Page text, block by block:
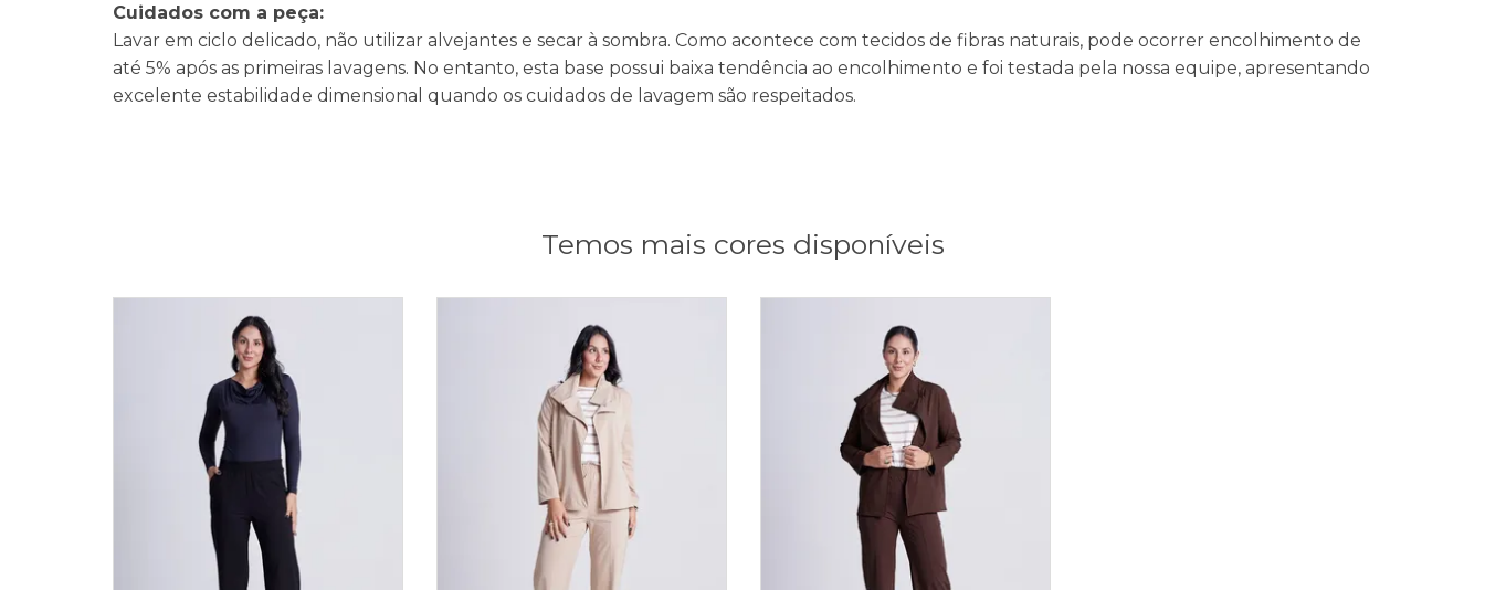
Cuidados com a peça:
Lavar em ciclo delicado, não utilizar alvejantes e secar à sombra. Como acontece com tecidos de fibras naturais, pode ocorrer encolhimento de
até 5% após as primeiras lavagens. No entanto, esta base possui baixa tendência ao encolhimento e foi testada pela nossa equipe, apresentando
excelente estabilidade dimensional quando os cuidados de lavagem são respeitados.
Temos mais cores disponíveis